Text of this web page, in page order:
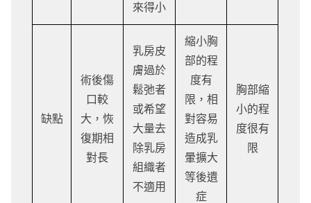
來得小
缺點
術後傷
口較
大，恢
復期相
對長
乳房皮
膚過於
鬆弛者
或希望
大量去
除乳房
組織者
不適用
縮小胸
部的程
度有
限，相
對容易
造成乳
暈擴大
等後遺
症
胸部縮
小的程
度很有
限